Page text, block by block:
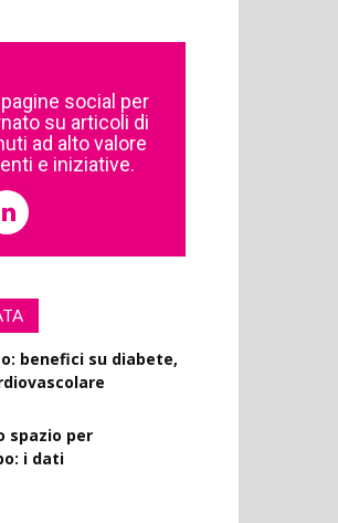
social per
su articoli di
ad alto valore
e iniziative.
benefici su diabete,
spazio per
i dati